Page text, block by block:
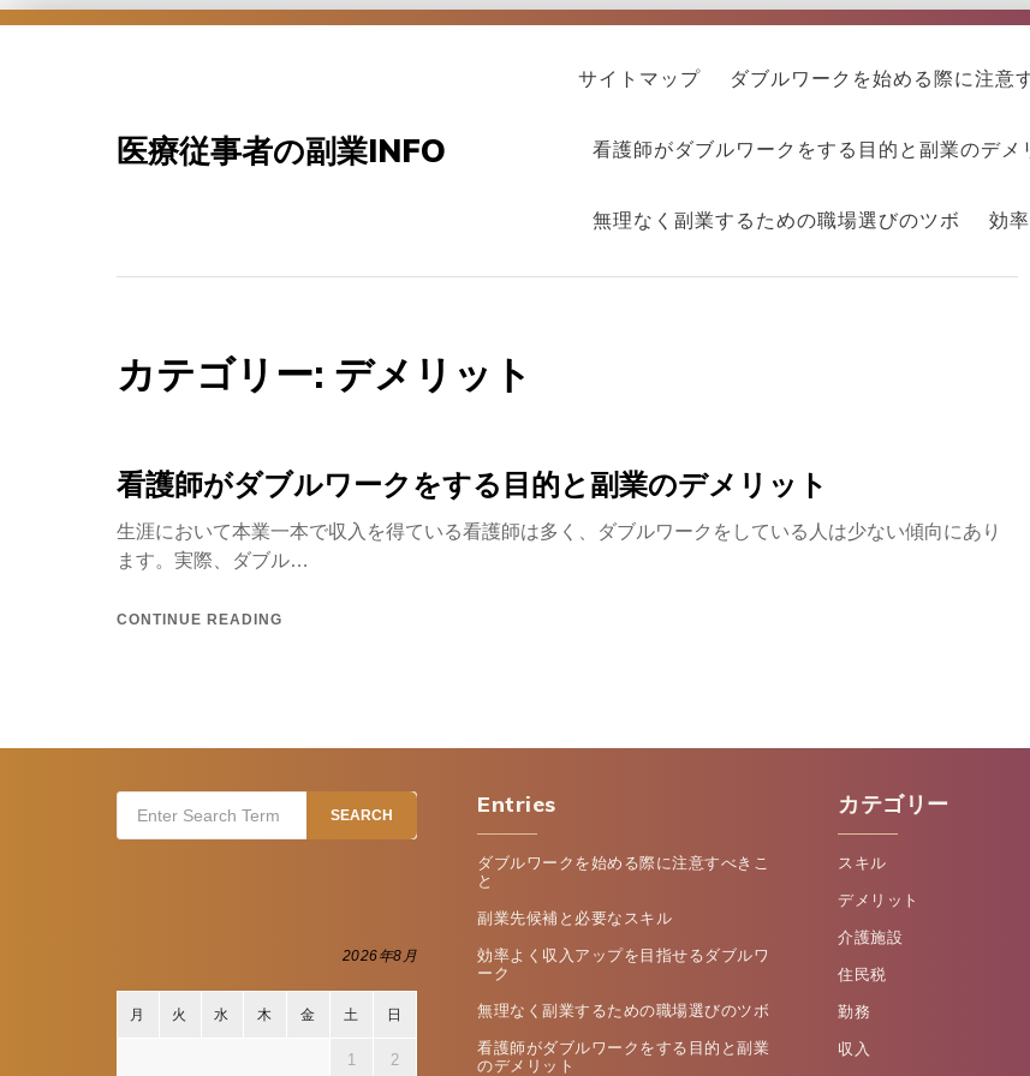
Skip
医療従事者の副業INFO
サイトマップ ダブルワークを始める際に注意
看護師がダブルワークをする目的と副業のデメ
無理なく副業するための職場選びのツボ 効
カテゴリー: デメリット
看護師がダブルワークをする目的と副業のデメリット
生涯において本業一本で収入を得ている看護師は多く、ダブルワークをしている人は少ない傾向にあり
ます。実際、ダブル…
CONTINUE READING
for:
SEARCH
2026年8月
月 火 水 木 金 土 日
1 2
Entries
ダブルワークを始める際に注意すべきこ
と
副業先候補と必要なスキル
効率よく収入アップを目指せるダブルワ
ーク
無理なく副業するための職場選びのツボ
看護師がダブルワークをする目的と副業
のデメリット
カテゴリー
スキル
デメリット
介護施設
住民税
勤務
収入